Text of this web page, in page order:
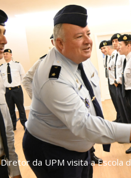
Diretor da UPM visita a Escola